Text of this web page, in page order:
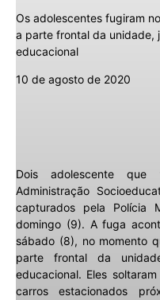
Os adolescentes fugiram
a parte frontal da unidade,
educacional
10 de agosto de 2020
Dois adolescente que
Administração
capturados pela Polícia
domingo (9). A fuga
sábado (8), no momento
parte frontal da
educacional. Eles
carros estacionados